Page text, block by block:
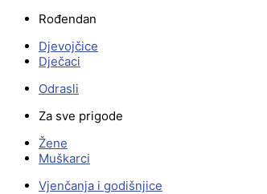
Rođendan
Djevojčice
Dječaci
Odrasli
Za sve prigode
Žene
Muškarci
Vjenčanja i godišnjice